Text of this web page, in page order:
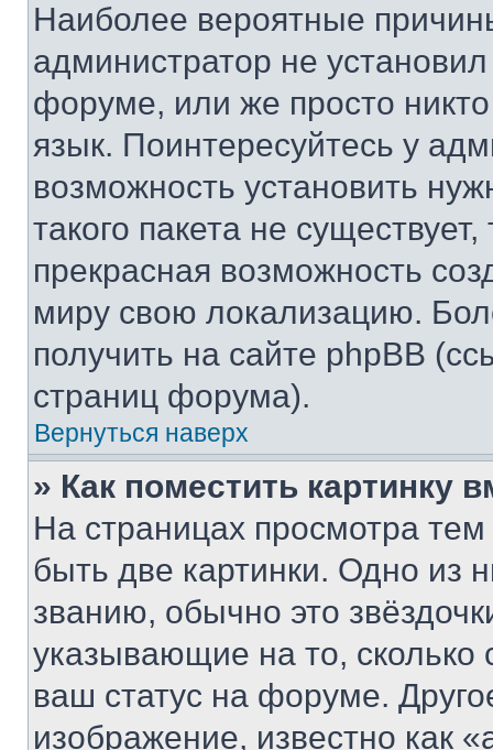
Наиболее вероятные
администратор не
форуме, или же просто
язык. Поинтересуйтесь у
возможность установить
такого пакета не
прекрасная возможность
миру свою локализацию.
получить на сайте phpBB
страниц форума).
Вернуться наверх
» Как поместить картинку
На страницах просмотра
быть две картинки. Одно из
званию, обычно это
указывающие на то,
ваш статус на форуме.
изображение, известно как